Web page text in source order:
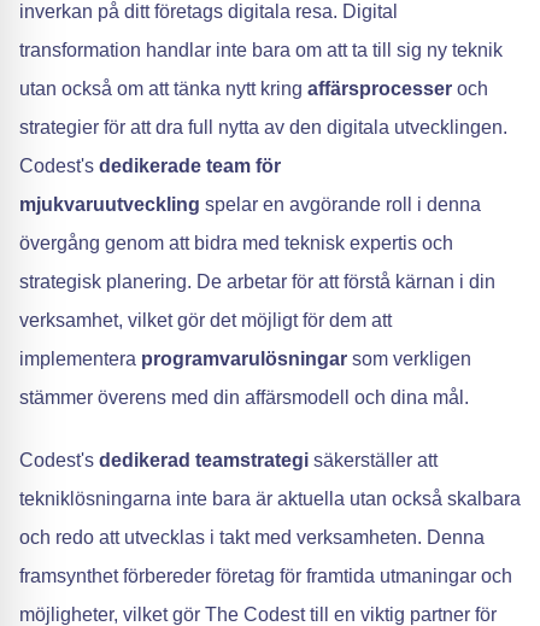
inverkan på ditt företags digitala resa. Digital
transformation handlar inte bara om att ta till sig ny teknik
utan också om att tänka nytt kring affärsprocesser och
strategier för att dra full nytta av den digitala utvecklingen.
Codest's dedikerade team för
mjukvaruutveckling spelar en avgörande roll i denna
övergång genom att bidra med teknisk expertis och
strategisk planering. De arbetar för att förstå kärnan i din
verksamhet, vilket gör det möjligt för dem att
implementera programvarulösningar som verkligen
stämmer överens med din affärsmodell och dina mål.
Codest's dedikerad teamstrategi säkerställer att
tekniklösningarna inte bara är aktuella utan också skalbara
och redo att utvecklas i takt med verksamheten. Denna
framsynthet förbereder företag för framtida utmaningar och
möjligheter, vilket gör The Codest till en viktig partner för